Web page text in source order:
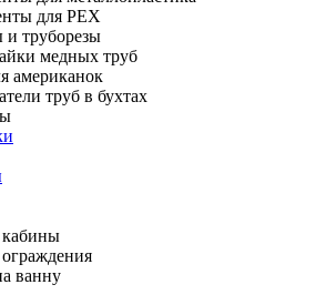
для PEX
труборезы
медных труб
американок
труб в бухтах
ванну